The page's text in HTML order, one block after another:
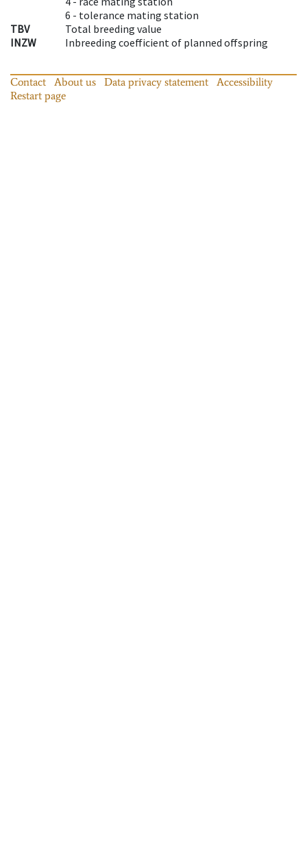
6 - tolerance mating station
TBV
Total breeding value
INZW
Inbreeding coefficient of planned offspring
Contact About us Data privacy statement
Accessibility
Restart page